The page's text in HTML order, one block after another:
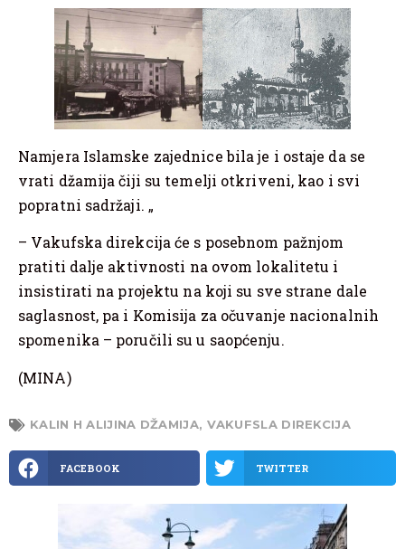
Namjera Islamske zajednice bila je i ostaje da se
vrati džamija čiji su temelji otkriveni, kao i svi
popratni sadržaji. „
– Vakufska direkcija će s posebnom pažnjom
pratiti dalje aktivnosti na ovom lokalitetu i
insistirati na projektu na koji su sve strane dale
saglasnost, pa i Komisija za očuvanje nacionalnih
spomenika – poručili su u saopćenju.
(MINA)
KALIN H ALIJINA DŽAMIJA, VAKUFSLA DIREKCIJA
FACEBOOK TWITTER